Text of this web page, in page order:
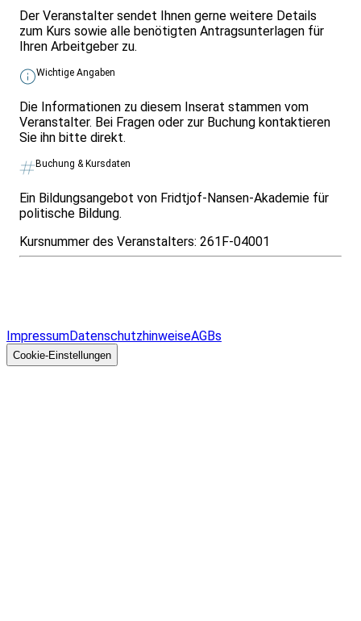
Der Veranstalter sendet Ihnen gerne weitere Details
zum Kurs sowie alle benötigten Antragsunterlagen für
Ihren Arbeitgeber zu.
Wichtige Angaben
Die Informationen zu diesem Inserat stammen vom
Veranstalter. Bei Fragen oder zur Buchung kontaktieren
Sie ihn bitte direkt.
Buchung & Kursdaten
Ein Bildungsangebot von Fridtjof-Nansen-Akademie für
politische Bildung.
Kursnummer des Veranstalters: 261F-04001
ImpressumDatenschutzhinweiseAGBs
Cookie-Einstellungen